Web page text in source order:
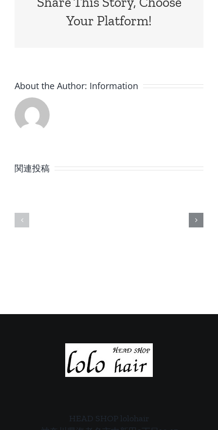
Your Platform!
About the Author: Information
関連投稿 月
内
月
内
HEAD SHOP lolohair